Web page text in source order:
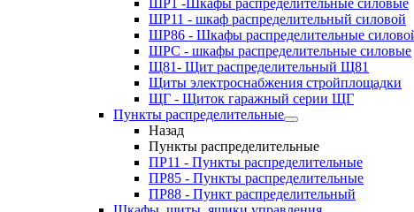
ШР1 -Шкафы распределительные силовые
ШР11 - шкаф распределительный силовой
ШР86 - Шкафы распределительные
ШРС - шкафы распределительные силовые
Щ81- Щит распределительный Щ81
Щиты электроснабжения стройплощадки
ЩГ - Щиток гаражный серии ЩГ
Пункты распределительные
Назад
Пункты распределительные
ПР11 - Пункты распределительные
ПР85 - Пункты распределительные
ПР88 - Пункт распределительный